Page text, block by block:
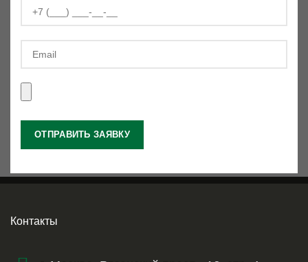
Контакты